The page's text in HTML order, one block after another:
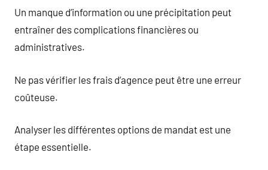
Un manque d’information ou une précipitation peut
entraîner des complications financières ou
administratives.
Ne pas vérifier les frais d’agence peut être une erreur
coûteuse.
Analyser les différentes options de mandat est une
étape essentielle.